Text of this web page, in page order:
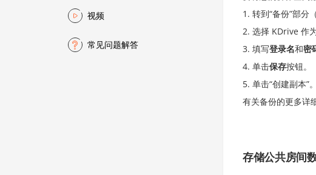
视频
常见问题解答
转到“备份”部分
选择 KDrive 作
填写登录名和密
单击保存按钮。
单击“创建副本”。
有关备份的更多详
存储公共房间